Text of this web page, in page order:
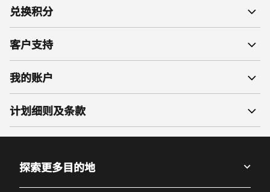
兑换积分
客户支持
我的账户
计划细则及条款
探索更多目的地